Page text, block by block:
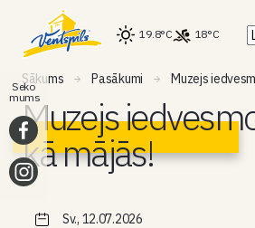
19.8°C 18°C
Sākums Pasākumi Muzejs
Muzejs
kā mājās!
Sv., 12.07.2026
Seko
mums